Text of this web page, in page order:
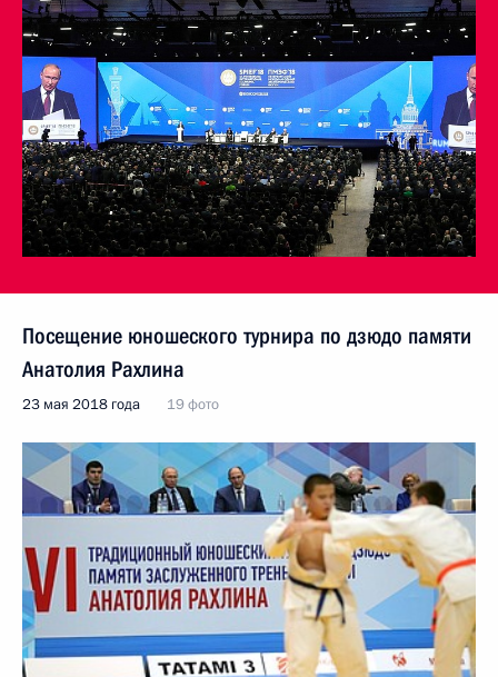
Посещение юношеского турнира по дзюдо памяти
Анатолия Рахлина
23 мая 2018 года 19 фото